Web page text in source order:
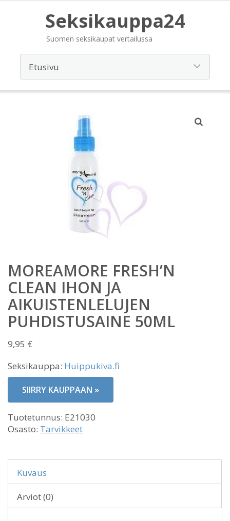
Seksikauppa24
Suomen seksikaupat vertailussa
MOREAMORE FRESH’N
CLEAN IHON JA
AIKUISTENLELUJEN
PUHDISTUSAINE 50ML
9,95 €
Seksikauppa: Huippukiva.fi
SIIRRY KAUPPAAN »
Tuotetunnus: E21030
Osasto: Tarvikkeet
Kuvaus
Arviot (0)